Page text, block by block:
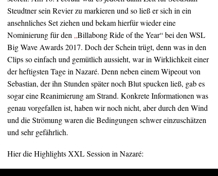
Steudtner sein Revier zu markieren und so ließ er sich in ein
ansehnliches Set ziehen und bekam hierfür wieder eine
Nominierung für den „Billabong Ride of the Year“ bei den WSL
Big Wave Awards 2017. Doch der Schein trügt, denn was in den
Clips so einfach und gemütlich aussieht, war in Wirklichkeit einer
der heftigsten Tage in Nazaré. Denn neben einem Wipeout von
Sebastian, der ihn Stunden später noch Blut spucken ließ, gab es
sogar eine Reanimierung am Strand. Konkrete Informationen was
genau vorgefallen ist, haben wir noch nicht, aber durch den Wind
und die Strömung waren die Bedingungen schwer einzuschätzen
und sehr gefährlich.
Hier die Highlights XXL Session in Nazaré: